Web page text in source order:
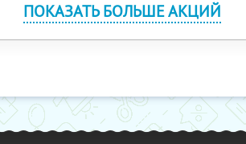
ПОКАЗАТЬ БОЛЬШЕ АКЦИЙ